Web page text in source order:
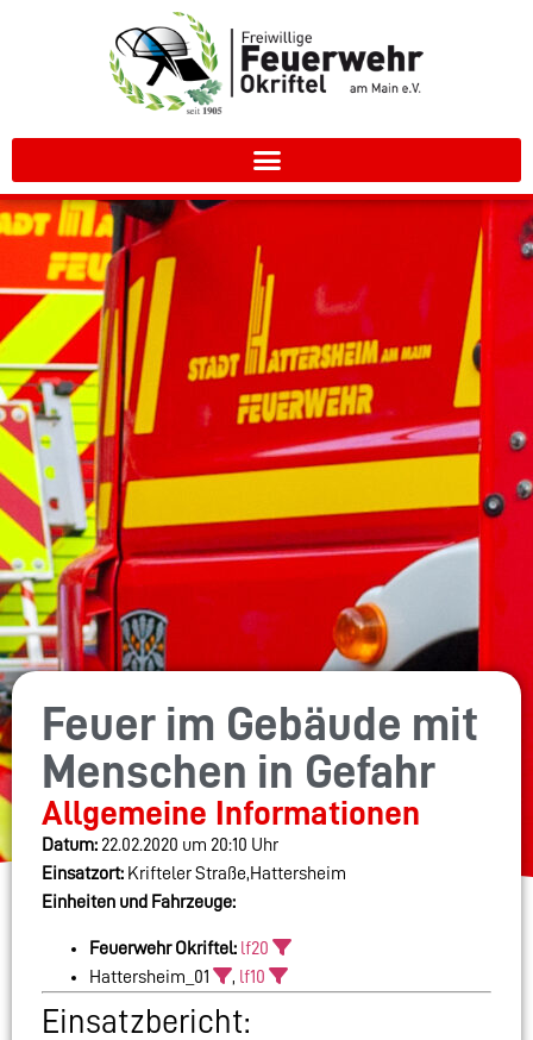
Feuer im Gebäude mit
Menschen in Gefahr
Allgemeine Informationen
Datum: 22.02.2020 um 20:10 Uhr
Einsatzort: Krifteler Straße,Hattersheim
Einheiten und Fahrzeuge:
Feuerwehr Okriftel: lf20
Hattersheim_01
, lf10
Einsatzbericht: